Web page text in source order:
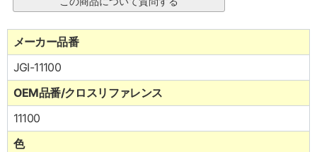
メーカー品番
JGI-11100
OEM品番/クロスリファレンス
11100
色